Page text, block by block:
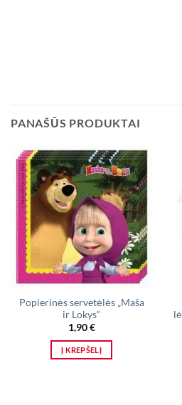
PANAŠŪS PRODUKTAI
Popierinės servetėlės „Maša
ir Lokys“
1,90€
Į KREPŠELĮ